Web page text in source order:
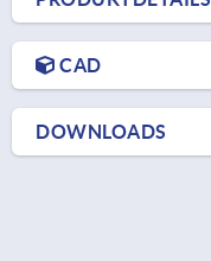
CAD
DOWNLOADS